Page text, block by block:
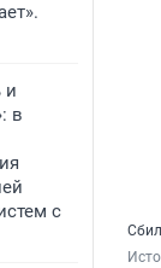
и
в
с